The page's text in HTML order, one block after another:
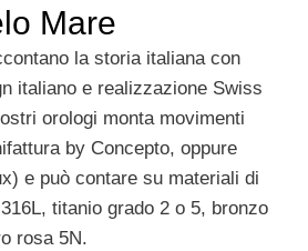
Mare
la storia italiana con
italiano e realizzazione Swiss
orologi monta movimenti
by Concepto, oppure
e può contare su materiali di
titanio grado 2 o 5, bronzo
rosa 5N.